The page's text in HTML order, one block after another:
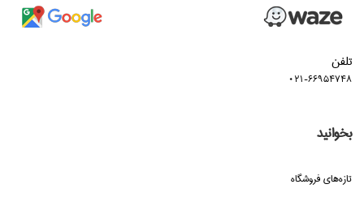
تلفن
021-66954748
بخوانید
تازه‌هاي فروشگاه